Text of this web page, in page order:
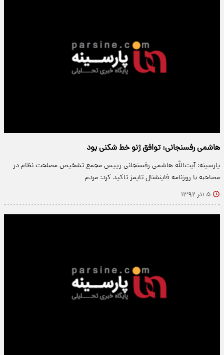
هاشمی رفسنجانی: توافق ژنو خط شکنی بود
پارسینه: آیت‌الله هاشمی رفسنجانی رییس مجمع تشخیص مصلحت نظام در
مصاحبه با روزنامه فاینشنال تایمز تاکید کرد: مردم…
۵ آذر ۱۳۹۲